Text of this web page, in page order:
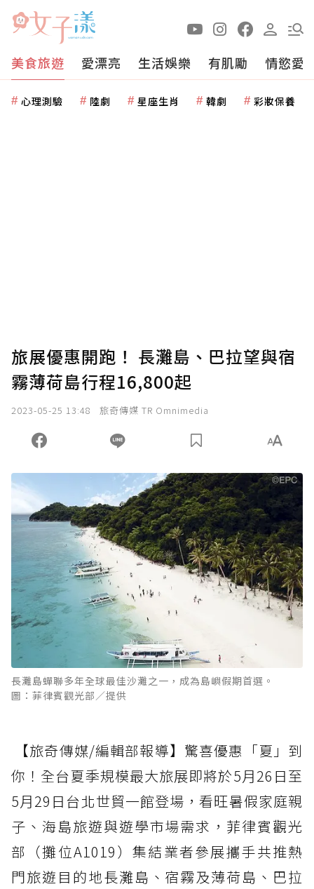
美食旅遊 愛漂亮 生活娛樂 有肌勵 情慾愛
心理測驗 陸劇 星座生肖 韓劇 彩妝保養
旅展優惠開跑！ 長灘島、巴拉望與宿
霧薄荷島行程16,800起
2023-05-25 13:48 旅奇傳媒 TR Omnimedia
長灘島蟬聯多年全球最佳沙灘之一，成為島嶼假期首選。
圖：菲律賓觀光部／提供
【旅奇傳媒/編輯部報導】驚喜優惠「夏」到
你！全台夏季規模最大旅展即將於5月26日至
5月29日台北世貿一館登場，看旺暑假家庭親
子、海島旅遊與遊學市場需求，菲律賓觀光
部（攤位A1019）集結業者參展攜手共推熱
門旅遊目的地長灘島、宿霧及薄荷島、巴拉